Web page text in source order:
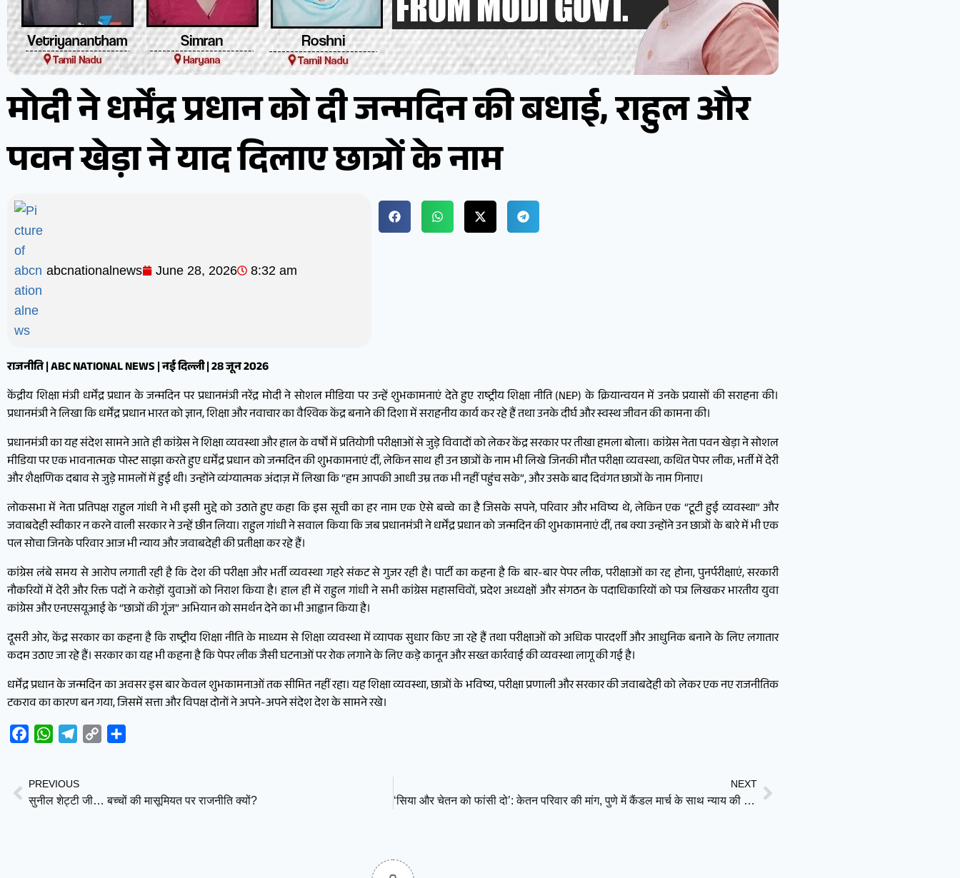
मोदी ने धर्मेंद्र प्रधान को दी जन्मदिन की बधाई, राहुल और
पवन खेड़ा ने याद दिलाए छात्रों के नाम
abcnationalnews June 28, 2026 8:32 am
राजनीति | ABC NATIONAL NEWS | नई दिल्ली | 28 जून 2026
केंद्रीय शिक्षा मंत्री धर्मेंद्र प्रधान के जन्मदिन पर प्रधानमंत्री नरेंद्र मोदी ने सोशल मीडिया पर उन्हें शुभकामनाएं देते हुए राष्ट्रीय शिक्षा नीति (NEP) के क्रियान्वयन में उनके प्रयासों की सराहना की।
प्रधानमंत्री ने लिखा कि धर्मेंद्र प्रधान भारत को ज्ञान, शिक्षा और नवाचार का वैश्विक केंद्र बनाने की दिशा में सराहनीय कार्य कर रहे हैं तथा उनके दीर्घ और स्वस्थ जीवन की कामना की।
प्रधानमंत्री का यह संदेश सामने आते ही कांग्रेस ने शिक्षा व्यवस्था और हाल के वर्षों में प्रतियोगी परीक्षाओं से जुड़े विवादों को लेकर केंद्र सरकार पर तीखा हमला बोला। कांग्रेस नेता पवन खेड़ा ने सोशल
मीडिया पर एक भावनात्मक पोस्ट साझा करते हुए धर्मेंद्र प्रधान को जन्मदिन की शुभकामनाएं दीं, लेकिन साथ ही उन छात्रों के नाम भी लिखे जिनकी मौत परीक्षा व्यवस्था, कथित पेपर लीक, भर्ती में देरी
और शैक्षणिक दबाव से जुड़े मामलों में हुई थी। उन्होंने व्यंग्यात्मक अंदाज़ में लिखा कि “हम आपकी आधी उम्र तक भी नहीं पहुंच सके”, और उसके बाद दिवंगत छात्रों के नाम गिनाए।
लोकसभा में नेता प्रतिपक्ष राहुल गांधी ने भी इसी मुद्दे को उठाते हुए कहा कि इस सूची का हर नाम एक ऐसे बच्चे का है जिसके सपने, परिवार और भविष्य थे, लेकिन एक “टूटी हुई व्यवस्था” और
जवाबदेही स्वीकार न करने वाली सरकार ने उन्हें छीन लिया। राहुल गांधी ने सवाल किया कि जब प्रधानमंत्री ने धर्मेंद्र प्रधान को जन्मदिन की शुभकामनाएं दीं, तब क्या उन्होंने उन छात्रों के बारे में भी एक
पल सोचा जिनके परिवार आज भी न्याय और जवाबदेही की प्रतीक्षा कर रहे हैं।
कांग्रेस लंबे समय से आरोप लगाती रही है कि देश की परीक्षा और भर्ती व्यवस्था गहरे संकट से गुजर रही है। पार्टी का कहना है कि बार-बार पेपर लीक, परीक्षाओं का रद्द होना, पुनर्परीक्षाएं, सरकारी
नौकरियों में देरी और रिक्त पदों ने करोड़ों युवाओं को निराश किया है। हाल ही में राहुल गांधी ने सभी कांग्रेस महासचिवों, प्रदेश अध्यक्षों और संगठन के पदाधिकारियों को पत्र लिखकर भारतीय युवा
कांग्रेस और एनएसयूआई के “छात्रों की गूंज” अभियान को समर्थन देने का भी आह्वान किया है।
दूसरी ओर, केंद्र सरकार का कहना है कि राष्ट्रीय शिक्षा नीति के माध्यम से शिक्षा व्यवस्था में व्यापक सुधार किए जा रहे हैं तथा परीक्षाओं को अधिक पारदर्शी और आधुनिक बनाने के लिए लगातार
कदम उठाए जा रहे हैं। सरकार का यह भी कहना है कि पेपर लीक जैसी घटनाओं पर रोक लगाने के लिए कड़े कानून और सख्त कार्रवाई की व्यवस्था लागू की गई है।
धर्मेंद्र प्रधान के जन्मदिन का अवसर इस बार केवल शुभकामनाओं तक सीमित नहीं रहा। यह शिक्षा व्यवस्था, छात्रों के भविष्य, परीक्षा प्रणाली और सरकार की जवाबदेही को लेकर एक नए राजनीतिक
टकराव का कारण बन गया, जिसमें सत्ता और विपक्ष दोनों ने अपने-अपने संदेश देश के सामने रखे।
FacebookWhatsAppTelegram
Copy
PREVIOUS
सुनील शेट्टी जी… बच्चों की मासूमियत पर राजनीति क्यों?
NEXT
‘सिया और चेतन को फांसी दो’: केतन परिवार की मांग, पुणे में कैंडल मार्च के साथ न्याय की गुहार